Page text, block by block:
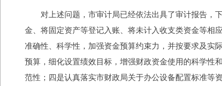
对上述问题，市审计局已经依法出具了审计报告，
金、将固定资产等登记入账、将未计入收支类资金等相
准确性、科学性，加强资金预算约束力，并按要求及实
预算，细化设置绩效目标，增强财政资金使用的科学性
范性；四是认真落实市财政局关于办公设备配置标准等